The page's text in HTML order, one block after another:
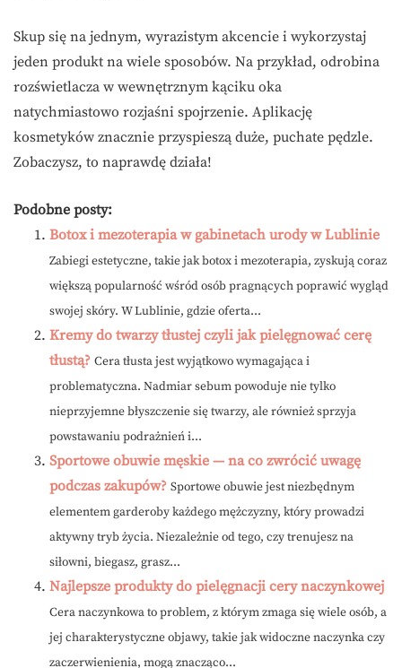
Skup się na jednym, wyrazistym akcencie i wykorzystaj
jeden produkt na wiele sposobów. Na przykład, odrobina
rozświetlacza w wewnętrznym kąciku oka
natychmiastowo rozjaśni spojrzenie. Aplikację
kosmetyków znacznie przyspieszą duże, puchate pędzle.
Zobaczysz, to naprawdę działa!
Podobne posty:
Botox i mezoterapia w gabinetach urody w Lublinie
Zabiegi estetyczne, takie jak botox i mezoterapia, zyskują coraz
większą popularność wśród osób pragnących poprawić wygląd
swojej skóry. W Lublinie, gdzie oferta...
Kremy do twarzy tłustej czyli jak pielęgnować cerę
tłustą? Cera tłusta jest wyjątkowo wymagająca i
problematyczna. Nadmiar sebum powoduje nie tylko
nieprzyjemne błyszczenie się twarzy, ale również sprzyja
powstawaniu podrażnień i...
Sportowe obuwie męskie — na co zwrócić uwagę
podczas zakupów? Sportowe obuwie jest niezbędnym
elementem garderoby każdego mężczyzny, który prowadzi
aktywny tryb życia. Niezależnie od tego, czy trenujesz na
siłowni, biegasz, grasz...
Najlepsze produkty do pielęgnacji cery naczynkowej
Cera naczynkowa to problem, z którym zmaga się wiele osób, a
jej charakterystyczne objawy, takie jak widoczne naczynka czy
zaczerwienienia, mogą znacząco...